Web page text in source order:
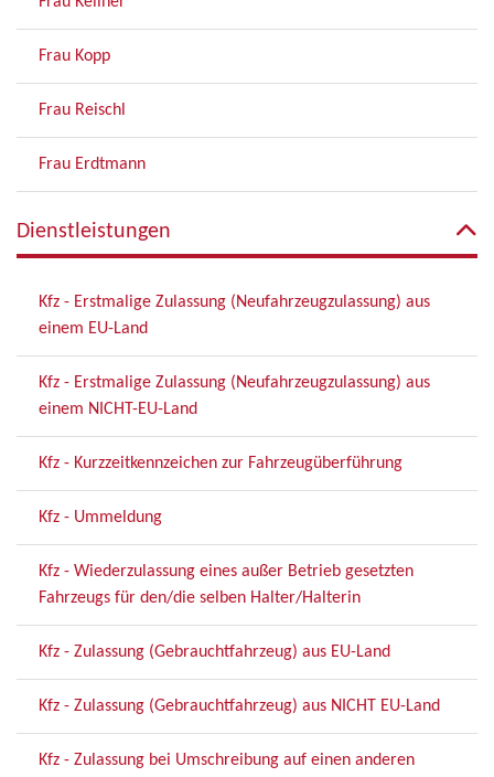
Frau Kopp
Frau Reischl
Frau Erdtmann
Dienstleistungen
Kfz - Erstmalige Zulassung (Neufahrzeugzulassung) aus
einem EU-Land
Kfz - Erstmalige Zulassung (Neufahrzeugzulassung) aus
einem NICHT-EU-Land
Kfz - Kurzzeitkennzeichen zur Fahrzeugüberführung
Kfz - Ummeldung
Kfz - Wiederzulassung eines außer Betrieb gesetzten
Fahrzeugs für den/die selben Halter/Halterin
Kfz - Zulassung (Gebrauchtfahrzeug) aus EU-Land
Kfz - Zulassung (Gebrauchtfahrzeug) aus NICHT EU-Land
Kfz - Zulassung bei Umschreibung auf einen anderen